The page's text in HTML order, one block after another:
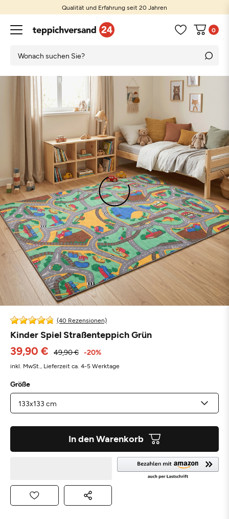
Qualität und Erfahrung seit 20 Jahren
0
(40 Rezensionen)
Kinder Spiel Straßenteppich Grün
39,90 € 49,90 € -20%
inkl. MwSt., Lieferzeit ca. 4-5 Werktage
Größe
In den Warenkorb